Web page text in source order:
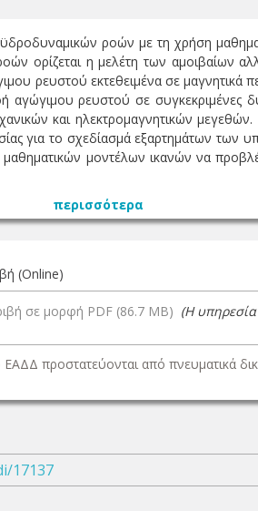
ροών με τη χρήση
ορίζεται η μελέτη των αμοιβαίων
ρευστού εκτεθειμένα σε μαγνητικά
ρευστού σε συγκεκριμένες
και ηλεκτρομαγνητικών
για το σχεδίασμά εξαρτημάτων των
μαθηματικών μοντέλων ικανών να
περισσότερα
(Online)
σε μορφή PDF (86.7 MB) (Η
προστατεύονται από πνευματικά
17137